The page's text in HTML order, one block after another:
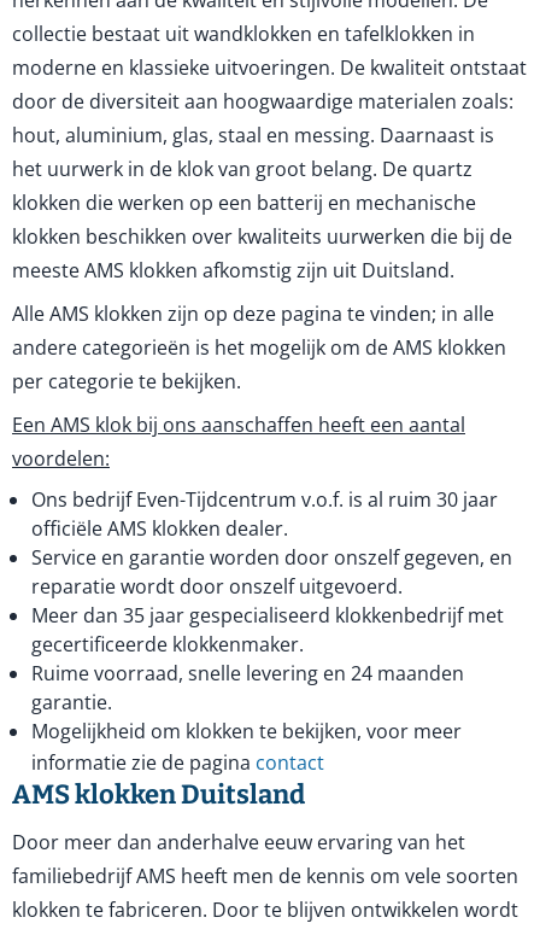
collectie bestaat uit wandklokken en tafelklokken in
moderne en klassieke uitvoeringen. De kwaliteit ontstaat
door de diversiteit aan hoogwaardige materialen zoals:
hout, aluminium, glas, staal en messing. Daarnaast is
het uurwerk in de klok van groot belang. De quartz
klokken die werken op een batterij en mechanische
klokken beschikken over kwaliteits uurwerken die bij de
meeste AMS klokken afkomstig zijn uit Duitsland.
Alle AMS klokken zijn op deze pagina te vinden; in alle
andere categorieën is het mogelijk om de AMS klokken
per categorie te bekijken.
Een AMS klok bij ons aanschaffen heeft een aantal
voordelen:
Ons bedrijf Even-Tijdcentrum v.o.f. is al ruim 30 jaar
officiële AMS klokken dealer.
Service en garantie worden door onszelf gegeven, en
reparatie wordt door onszelf uitgevoerd.
Meer dan 35 jaar gespecialiseerd klokkenbedrijf met
gecertificeerde klokkenmaker.
Ruime voorraad, snelle levering en 24 maanden
garantie.
Mogelijkheid om klokken te bekijken, voor meer
informatie zie de pagina contact
AMS klokken Duitsland
Door meer dan anderhalve eeuw ervaring van het
familiebedrijf AMS heeft men de kennis om vele soorten
klokken te fabriceren. Door te blijven ontwikkelen wordt